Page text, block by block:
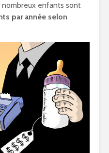
nombreux enfants sont
par année selon